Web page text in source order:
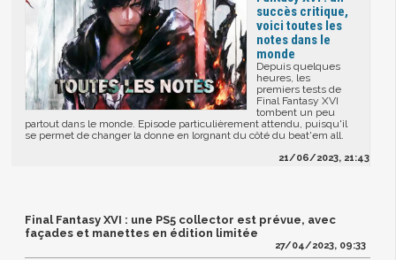
succès critique,
voici toutes les
notes dans le
monde
Depuis quelques
heures, les
premiers tests de
Final Fantasy XVI
tombent un peu
partout dans le monde. Episode particulièrement attendu, puisqu'il
se permet de changer la donne en lorgnant du côté du beat'em all.
21/06/2023, 21:43
Final Fantasy XVI : une PS5 collector est prévue, avec
façades et manettes en édition limitée
27/04/2023, 09:33